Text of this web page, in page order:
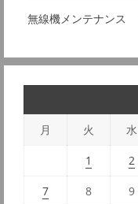
無線機メンテナンス
月 火 水
1 2
7 8 9